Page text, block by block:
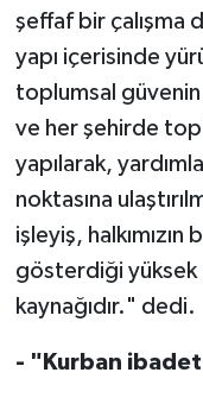
şeffaf bir çalışma
yapı içerisinde
toplumsal güvenin
ve her şehirde
yapılarak,
noktasına
işleyiş,
gösterdiği yüksek
kaynağıdır." dedi.
- "Kurban
Hakkari
Hatay
Iğdır
Isparta
İstanbul
İzmir